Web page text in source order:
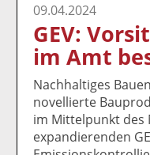
09.04.2024
GEV:
im Amt
Nachhaltiges
novellierte
im Mittelpunkt
expandierenden